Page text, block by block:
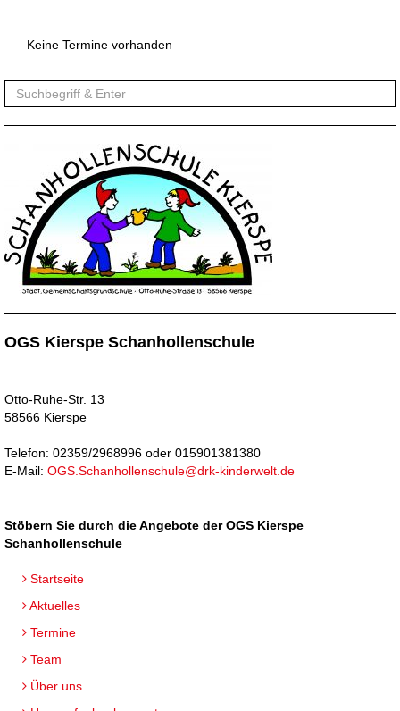
Keine Termine vorhanden
OGS Kierspe Schanhollenschule
Otto-Ruhe-Str. 13
58566 Kierspe
Telefon: 02359/2968996 oder 015901381380
E-Mail: OGS.Schanhollenschule@drk-kinderwelt.de
Stöbern Sie durch die Angebote der OGS Kierspe
Schanhollenschule
Startseite
Aktuelles
Termine
Team
Über uns